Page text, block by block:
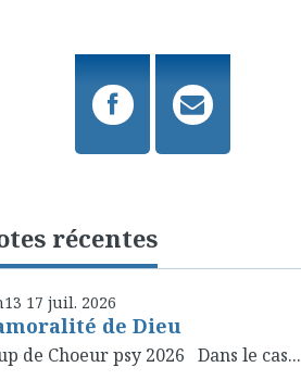
récentes
17 juil. 2026
de Dieu
de Choeur psy 2026 Dans le cas...